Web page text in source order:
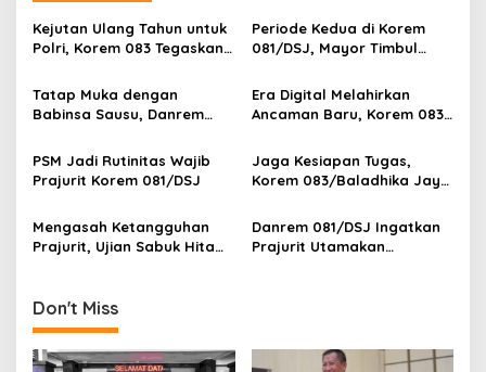
v
g
a
t
i
o
n
Kejutan Ulang Tahun untuk
Polri, Korem 083 Tegaskan
Malang
Periode Kedua di Korem
081/DSJ, Mayor Timbul
Tatap Muka dengan
Babinsa Sausu, Danrem
Penting untuk Prajurit
Era Digital Melahirkan
Ancaman Baru, Korem 083
Ketahanan Bangsa
PSM Jadi Rutinitas Wajib
Prajurit Korem 081/DSJ
Jaga Kesiapan Tugas,
Korem 083/Baladhika Jaya
Prajurit
Mengasah Ketangguhan
Prajurit, Ujian Sabuk Hitam
Danrem 081/DSJ Ingatkan
Prajurit Utamakan
Don't Miss